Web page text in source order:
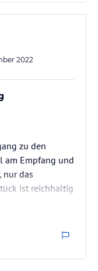
2022
zu den
am Empfang und
nur das
ist reichhaltig
Steckdosen
wohlgefühlt